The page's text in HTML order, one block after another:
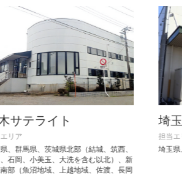
サテライト
リア
、群馬県、茨城県北部（結城、筑西、
石岡、小美玉、大洗を含む以北）、新
部（魚沼地域、上越地域、佐渡、長岡
埼
担当
埼玉